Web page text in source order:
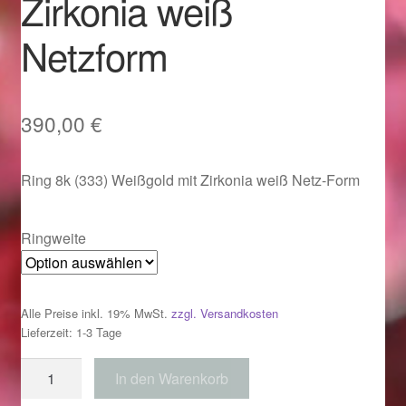
Im Gedenken an
Impressum
Karneval 2015 – Schmuck zu Fasching & Co.
Kasse
Liefer- und Versandkosten
Magisches und Festliches zu Halloween
Netzform
390,00 €
Ring 8k (333) Weißgold mit Zirkonia weiß Netz-Form
Ringweite
Alle Preise inkl. 19% MwSt. zzgl. Versandkosten
Lieferzeit: 1-3 Tage
In den Warenkorb